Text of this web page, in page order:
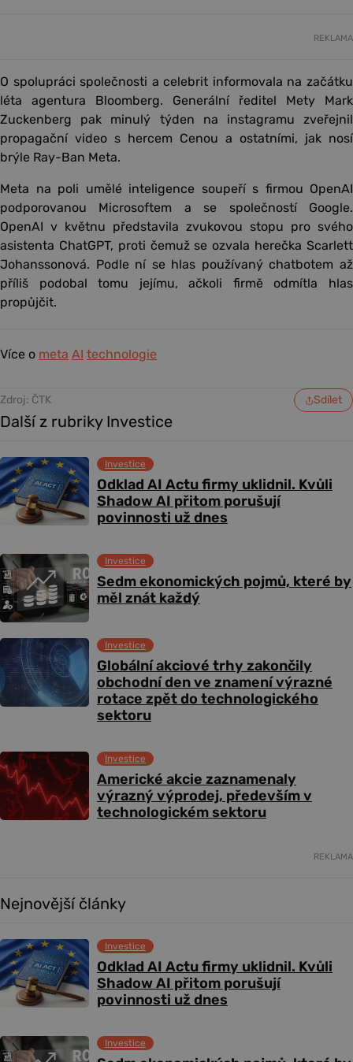
REKLAMA
O spolupráci společnosti a celebrit informovala na začátku
léta agentura Bloomberg. Generální ředitel Mety Mark
Zuckenberg pak minulý týden na instagramu zveřejnil
propagační video s hercem Cenou a ostatními, jak nosí
brýle Ray-Ban Meta.
Meta na poli umělé inteligence soupeří s firmou OpenAI
podporovanou Microsoftem a se společností Google.
OpenAI v květnu představila zvukovou stopu pro svého
asistenta ChatGPT, proti čemuž se ozvala herečka Scarlett
Johanssonová. Podle ní se hlas používaný chatbotem až
příliš podobal tomu jejímu, ačkoli firmě odmítla hlas
propůjčit.
Více o meta AI technologie
Zdroj: ČTK Sdílet
Další z rubriky Investice
Odklad AI Actu firmy uklidnil. Kvůli
Shadow AI přitom porušují
povinnosti už dnes
Investice
Sedm ekonomických pojmů, které by
měl znát každý
Investice
Globální akciové trhy zakončily
obchodní den ve znamení výrazné
rotace zpět do technologického
sektoru
Investice
Americké akcie zaznamenaly
výrazný výprodej, především v
technologickém sektoru
Investice
REKLAMA
Nejnovější články
Odklad AI Actu firmy uklidnil. Kvůli
Shadow AI přitom porušují
povinnosti už dnes
Investice
Investice